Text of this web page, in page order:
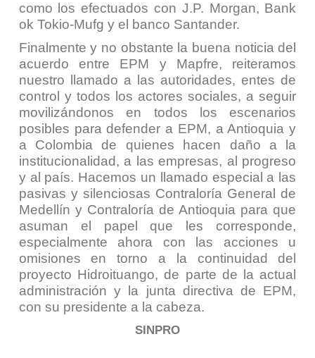
como los efectuados con J.P. Morgan, Bank
ok Tokio-Mufg y el banco Santander.
Finalmente y no obstante la buena noticia del
acuerdo entre EPM y Mapfre, reiteramos
nuestro llamado a las autoridades, entes de
control y todos los actores sociales, a seguir
movilizándonos en todos los escenarios
posibles para defender a EPM, a Antioquia y
a Colombia de quienes hacen daño a la
institucionalidad, a las empresas, al progreso
y al país. Hacemos un llamado especial a las
pasivas y silenciosas Contraloría General de
Medellín y Contraloría de Antioquia para que
asuman el papel que les corresponde,
especialmente ahora con las acciones u
omisiones en torno a la continuidad del
proyecto Hidroituango, de parte de la actual
administración y la junta directiva de EPM,
con su presidente a la cabeza.
SINPRO